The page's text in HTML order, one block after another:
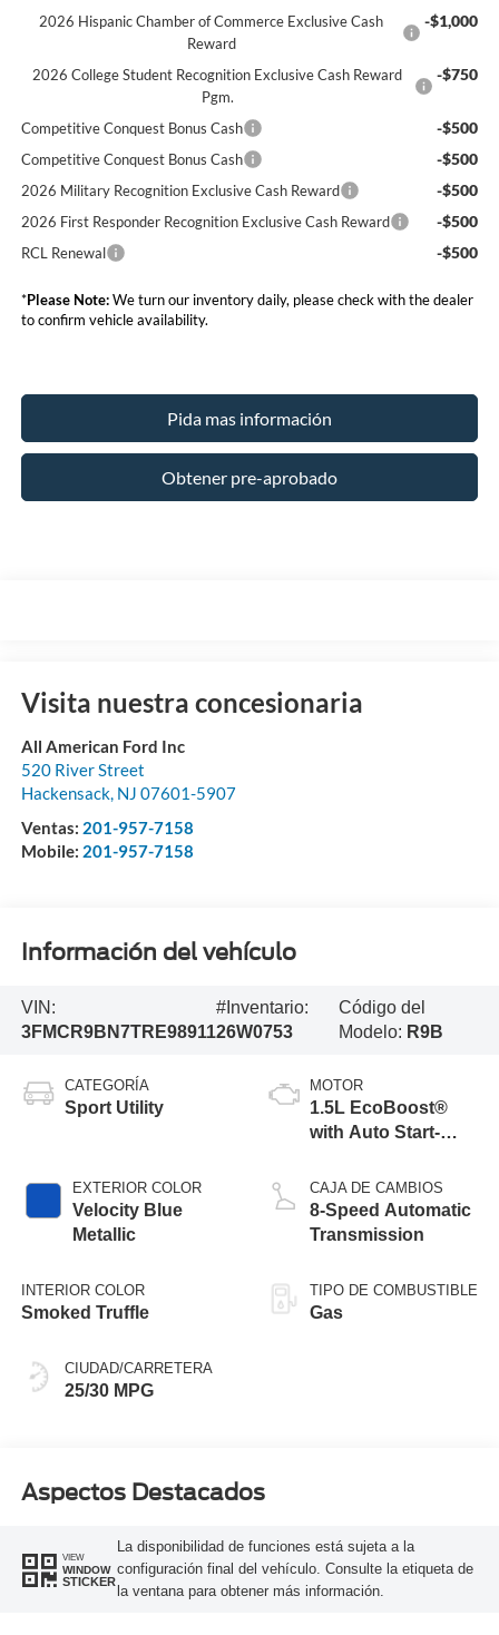
2026 Hispanic Chamber of Commerce Exclusive Cash
Reward
-$1,000
2026 College Student Recognition Exclusive Cash Reward
Pgm.
-$750
Competitive Conquest Bonus Cash -$500
Competitive Conquest Bonus Cash -$500
2026 Military Recognition Exclusive Cash Reward -$500
2026 First Responder Recognition Exclusive Cash Reward -$500
RCL Renewal -$500
*Please Note:We turn our inventory daily, please check with the dealer
to confirm vehicle availability.
Pida mas información
Obtener pre-aprobado
Visita nuestra concesionaria
All American Ford Inc
520 River Street
Hackensack, NJ 07601-5907
Ventas: 201-957-7158
Mobile: 201-957-7158
Información del vehículo
VIN:
3FMCR9BN7TRE98911
#Inventario:
26W0753
Código del
Modelo: R9B
CATEGORÍA
Sport Utility
EXTERIOR COLOR
Velocity Blue
Metallic
INTERIOR COLOR
Smoked Truffle
CIUDAD/CARRETERA
25/30 MPG
MOTOR
1.5L EcoBoost®
with Auto Start-
CAJA DE CAMBIOS
8-Speed Automatic
Transmission
TIPO DE COMBUSTIBLE
Gas
Aspectos Destacados
VIEW
WINDOW
STICKER
La disponibilidad de funciones está sujeta a la
configuración final del vehículo. Consulte la etiqueta de
la ventana para obtener más información.